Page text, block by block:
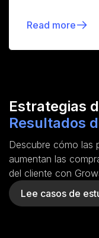
Read more
Estrategias
Resultados
Descubre cómo las
aumentan las
del cliente con
Lee casos de